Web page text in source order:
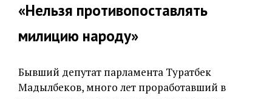
«Нельзя противопоставлять
милицию народу»
Бывший депутат парламента Туратбек
Мадылбеков, много лет проработавший в